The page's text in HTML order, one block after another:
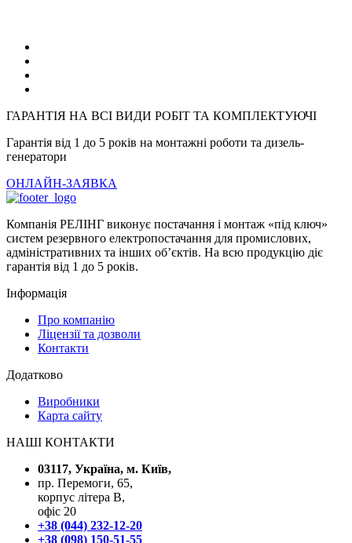
ГАРАНТІЯ НА ВСІ ВИДИ РОБІТ ТА КОМПЛЕКТУЮЧІ
Гарантія від 1 до 5 років на монтажні роботи та дизель-
генератори
ОНЛАЙН-ЗАЯВКА
Компанія РЕЛІНГ виконує постачання і монтаж «під ключ»
систем резервного електропостачання для промислових,
адміністративних та інших об’єктів. На всю продукцію діє
гарантія від 1 до 5 років.
Інформація
Про компанію
Ліцензії та дозволи
Контакти
Додатково
Виробники
Карта сайту
НАШІ КОНТАКТИ
03117, Україна, м. Київ,
пр. Перемоги, 65,
корпус літера В,
офіс 20
+38 (044) 232-12-20
+38 (098) 150-51-55